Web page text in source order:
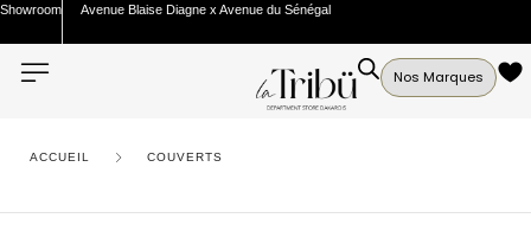
Showroom Avenue Blaise Diagne x Avenue du Sénégal
Nos Marques
ACCUEIL COUVERTS